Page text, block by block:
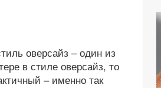
оверсайз – один из
в стиле оверсайз, то
– именно так